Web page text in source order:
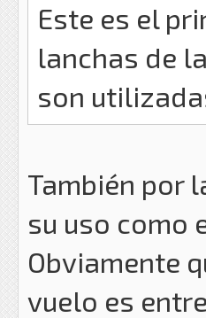
Este es el
lanchas de
son
También por
su uso como
Obviamente
vuelo es